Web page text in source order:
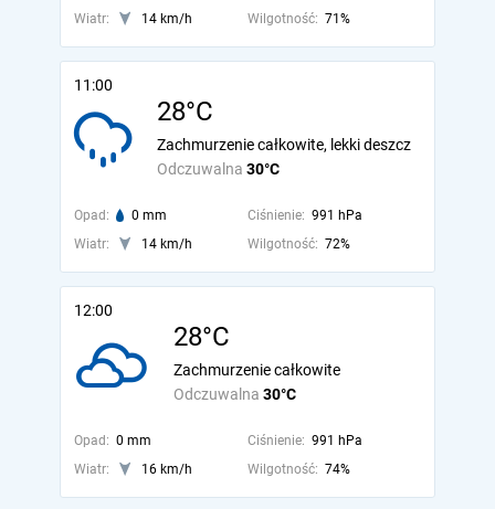
Wiatr:
14 km/h Wilgotność: 71%
11:00
28°C
Odczuwalna 30°C
Zachmurzenie całkowite, lekki deszcz
Opad: 0 mm Ciśnienie: 991 hPa
Wiatr:
14 km/h Wilgotność: 72%
12:00
28°C
Odczuwalna 30°C
Zachmurzenie całkowite
Opad: 0 mm Ciśnienie: 991 hPa
Wiatr:
16 km/h Wilgotność: 74%